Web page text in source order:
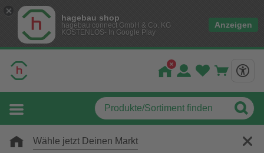
hagebau shop
hagebau connect GmbH & Co. KG
KOSTENLOS- In Google Play
Anzeigen
Wähle jetzt Deinen Markt